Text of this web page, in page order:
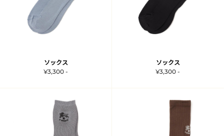
ソックス
¥3,300 -
ソックス
¥3,300 -